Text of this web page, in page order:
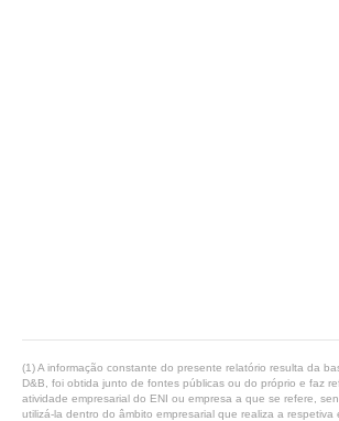
(1) A informação constante do presente relatório resulta da
D&B, foi obtida junto de fontes públicas ou do próprio e faz
atividade empresarial do ENI ou empresa a que se refere,
utilizá-la dentro do âmbito empresarial que realiza a respetiva